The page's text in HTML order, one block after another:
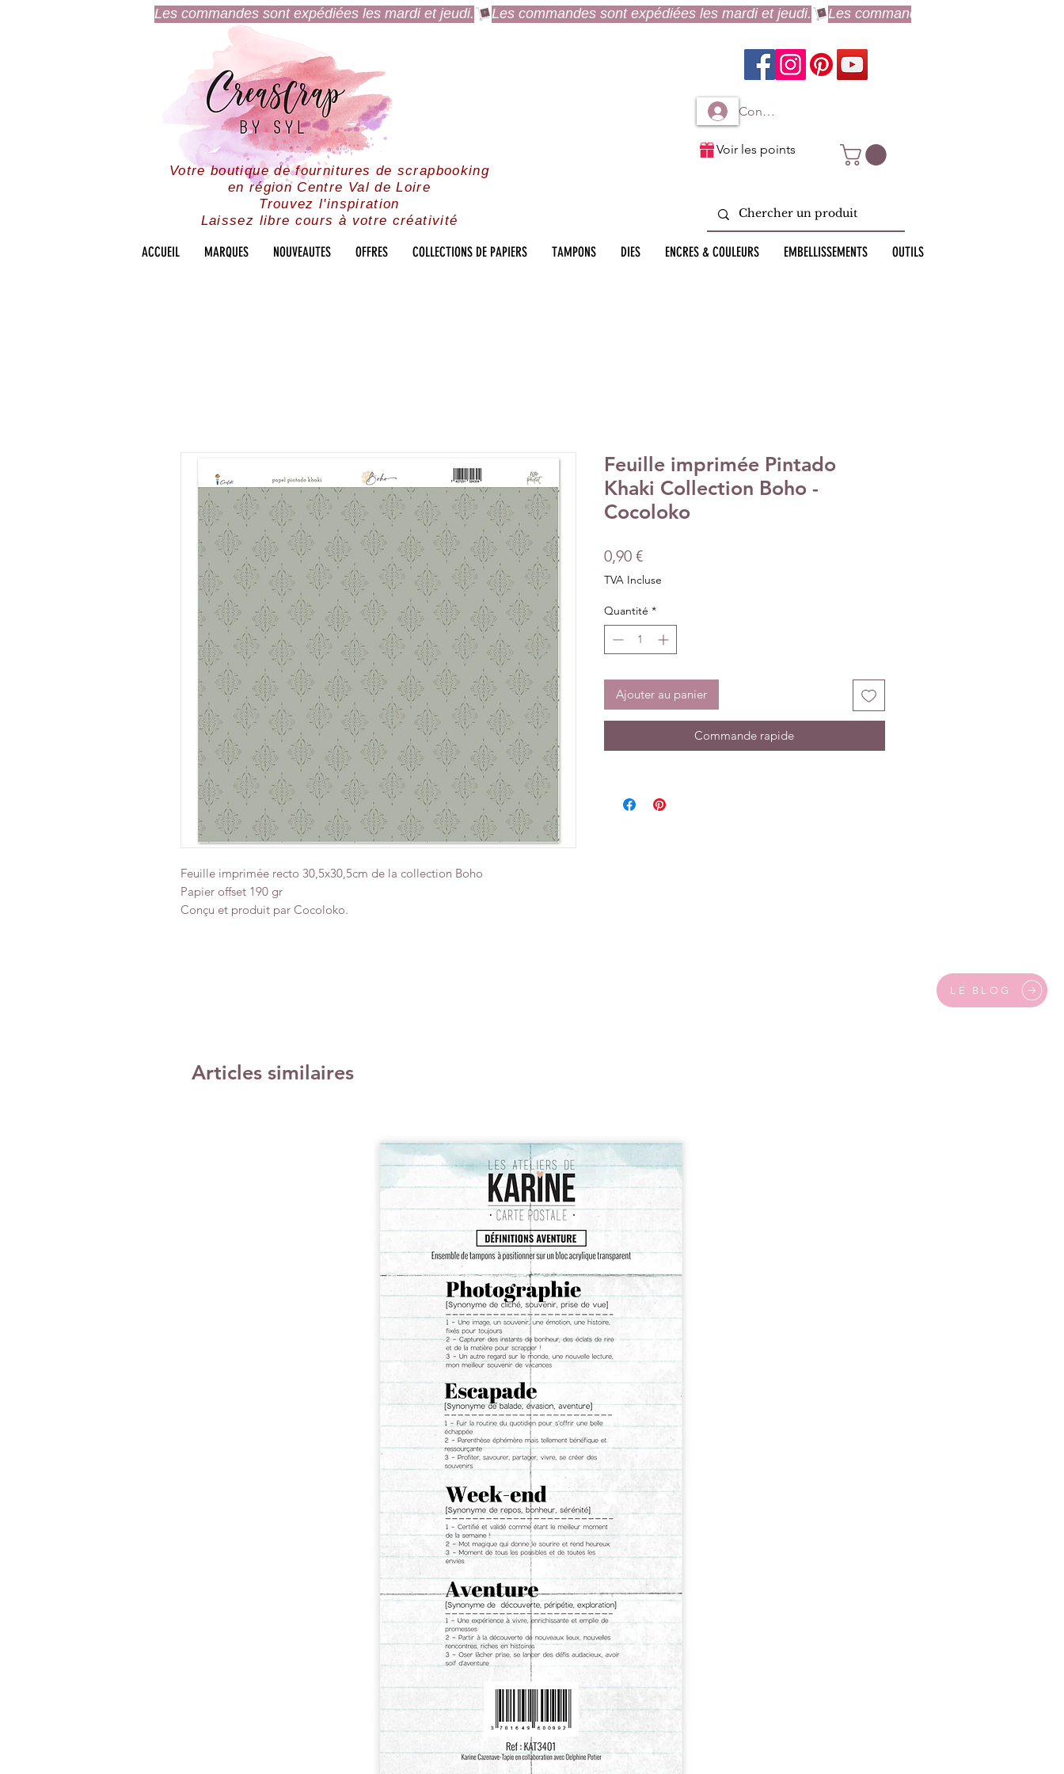
Les commandes sont expédiées les mardi et jeudi.
Votre boutique de fournitures de scrapbooking
en région Centre Val de Loire
Trouvez l'inspiration
Laissez libre cours à votre créativité
Connexion à mon compte
Voir les points
ACCUEIL MARQUES NOUVEAUTES OFFRES COLLECTIONS DE PAPIERS TAMPONS DIES ENCRES & COULEURS EMBELLISSEMENTS OUTILS
LE BLOG
Feuille imprimée recto 30,5x30,5cm de la collection Boho
Papier offset 190 gr
Conçu et produit par Cocoloko.
Feuille imprimée Pintado
Khaki Collection Boho -
Cocoloko
0,90 €Prix
TVA Incluse
Quantité *
Ajouter au panier
Commande rapide
Articles similaires